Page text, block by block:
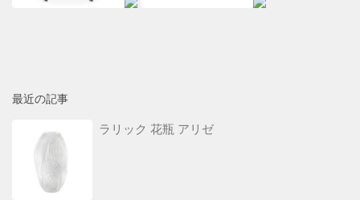
最近の記事
ラリック 花瓶 アリゼ